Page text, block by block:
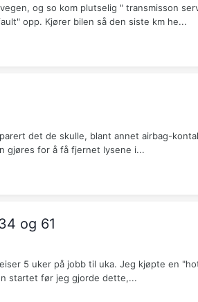
og so kom plutselig " transmisson
opp. Kjører bilen så den siste km he...
det de skulle, blant annet airbag-
gjøres for å få fjernet lysene i...
og 61
5 uker på jobb til uka. Jeg kjøpte en
startet før jeg gjorde dette,...